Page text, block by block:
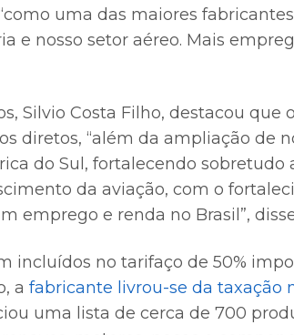
uma das maiores
e nosso setor aéreo. Mais
Silvio Costa Filho, destacou que
diretos, “além da ampliação de
do Sul, fortalecendo sobretudo
da aviação, com o
emprego e renda no Brasil”,
incluídos no tarifaço de 50%
a fabricante livrou-se da taxação
uma lista de cerca de 700